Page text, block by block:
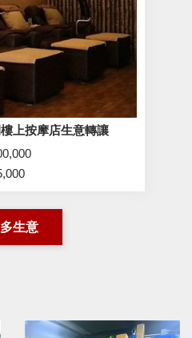
上按摩店生意轉讓
生意